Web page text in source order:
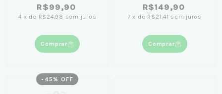
R$99,90
4 x de R$24,98 sem juros
Comprar
R$149,90
7 x de R$21,41 sem juros
Comprar
- 45 % OFF